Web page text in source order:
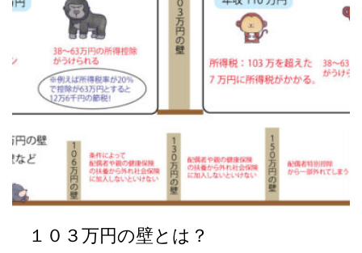
１０３万円の壁とは？